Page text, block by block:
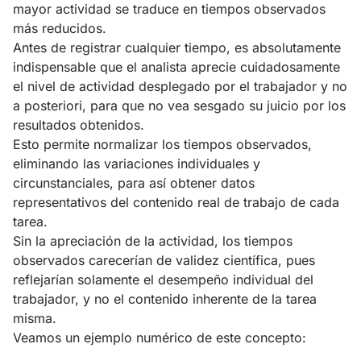
mayor actividad se traduce en tiempos observados
más reducidos.
Antes de registrar cualquier tiempo, es absolutamente
indispensable que el analista aprecie cuidadosamente
el nivel de actividad desplegado por el trabajador y no
a posteriori, para que no vea sesgado su juicio por los
resultados obtenidos.
Esto permite normalizar los tiempos observados,
eliminando las variaciones individuales y
circunstanciales, para así obtener datos
representativos del contenido real de trabajo de cada
tarea.
Sin la apreciación de la actividad, los tiempos
observados carecerían de validez científica, pues
reflejarían solamente el desempeño individual del
trabajador, y no el contenido inherente de la tarea
misma.
Veamos un ejemplo numérico de este concepto: